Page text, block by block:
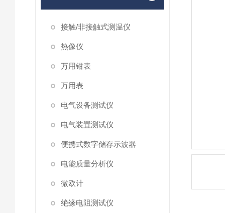
接触/非接触式测温仪
热像仪
万用钳表
万用表
电气设备测试仪
电气装置测试仪
便携式数字储存示波器
电能质量分析仪
微欧计
绝缘电阻测试仪